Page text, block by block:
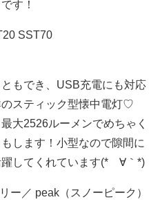
す！
SST70
もでき、USB充電にも対応
スティック型懐中電灯♡
大2526ルーメンでめちゃく
します！小型なので隙間に
躍してくれています(*´∀｀*)
ー／ peak（スノーピーク）